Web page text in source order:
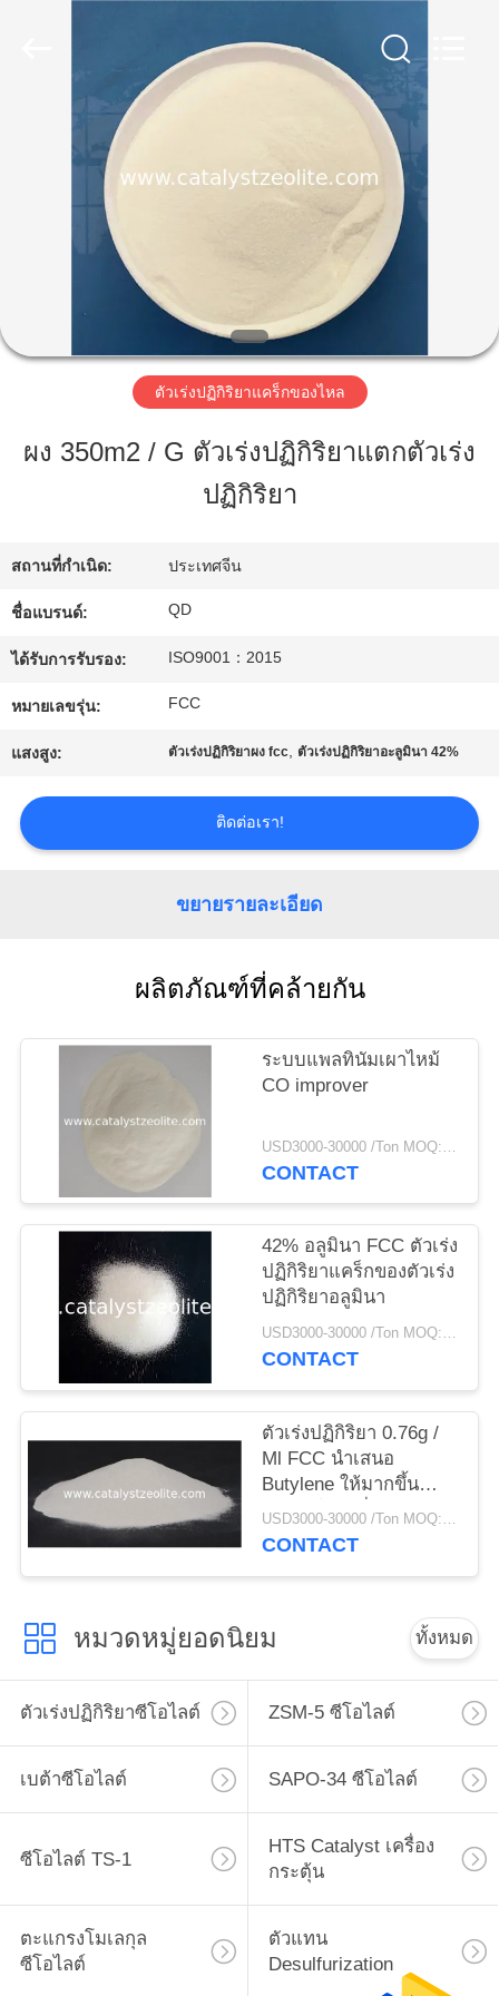
กับ
ควบคุม
คุณภาพ
ติดต่อ
เรา
แผนผัง
เว็บไซต์
PRIVACY
POLICY
ตัวเร่งปฏิกิริยาแคร็กของไหล
ผง 350m2 / G ตัวเร่งปฏิกิริยาแตกตัวเร่ง
ปฏิกิริยา
สถานที่กำเนิด: ประเทศจีน
ชื่อแบรนด์: QD
ได้รับการรับรอง: ISO9001：2015
หมายเลขรุ่น: FCC
แสงสูง: ตัวเร่งปฏิกิริยาผง fcc, ตัวเร่งปฏิกิริยาอะลูมินา 42%
ติดต่อเรา!
ขยายรายละเอียด
ผลิตภัณฑ์ที่คล้ายกัน
ระบบแพลทินัมเผาไหม้
CO improver
USD3000-30000 /Ton MOQ:1 กก
CONTACT
42% อลูมินา FCC ตัวเร่ง
ปฏิกิริยาแคร็กของตัวเร่ง
ปฏิกิริยาอลูมินา
USD3000-30000 /Ton MOQ:1 กก
CONTACT
ตัวเร่งปฏิกิริยา 0.76g /
Ml FCC นำเสนอ
Butylene ให้มากขึ้น
สำหรับโรงกลั่น
USD3000-30000 /Ton MOQ:1 กก
CONTACT
หมวดหมู่ยอดนิยม ทั้งหมด
ตัวเร่งปฏิกิริยาซีโอไลต์ ZSM-5 ซีโอไลต์
เบต้าซีโอไลต์ SAPO-34 ซีโอไลต์
ซีโอไลต์ TS-1
HTS Catalyst เครื่อง
กระตุ้น
ตะแกรงโมเลกุล
ซีโอไลต์
ตัวแทน
Desulfurization